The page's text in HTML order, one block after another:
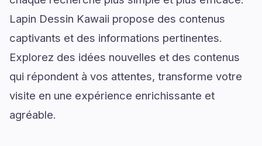
Lapin Dessin Kawaii propose des contenus
captivants et des informations pertinentes.
Explorez des idées nouvelles et des contenus
qui répondent à vos attentes, transforme votre
visite en une expérience enrichissante et
agréable.